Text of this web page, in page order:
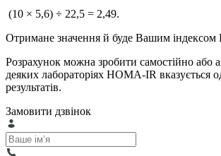
(10 × 5,6) ÷ 22,5 = 2,49.
Отримане значення й буде Вашим індексом
Розрахунок можна зробити самостійно або
деяких лабораторіях HOMA‑IR вказується
результатів.
Замовити дзвінок